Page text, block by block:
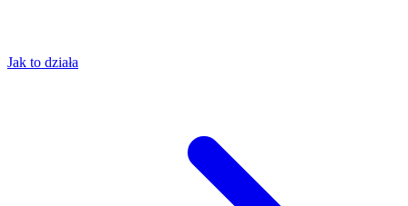
Jak to działa